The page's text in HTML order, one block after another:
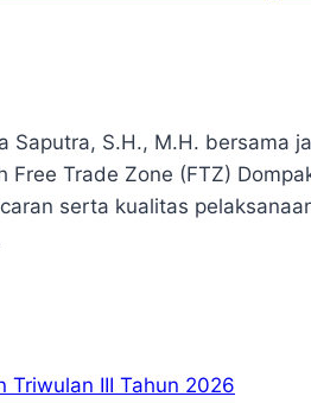
Saputra, S.H., M.H. bersama
Trade Zone (FTZ)
serta kualitas